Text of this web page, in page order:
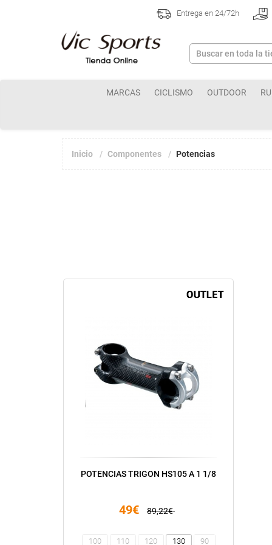
Entrega en 24/72h
MARCAS CICLISMO OUTDOOR
Inicio Componentes Potencias
POTENCIAS TRIGON HS105 A 1 1/8
49€ 89,22€
100 110 120 130 90